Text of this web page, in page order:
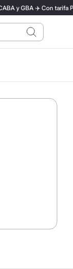
y GBA ✈️ Con tarifa